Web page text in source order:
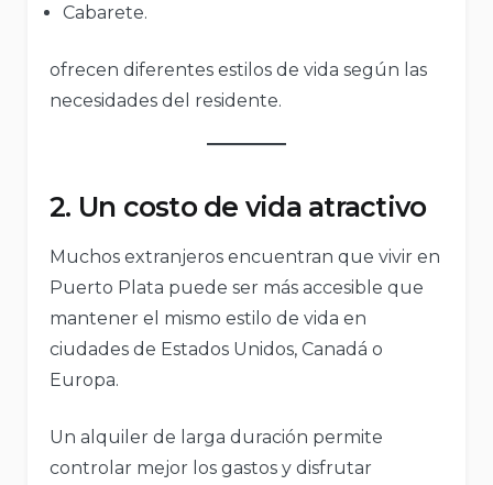
Cabarete.
ofrecen diferentes estilos de vida según las
necesidades del residente.
2. Un costo de vida atractivo
Muchos extranjeros encuentran que vivir en
Puerto Plata puede ser más accesible que
mantener el mismo estilo de vida en
ciudades de Estados Unidos, Canadá o
Europa.
Un alquiler de larga duración permite
controlar mejor los gastos y disfrutar